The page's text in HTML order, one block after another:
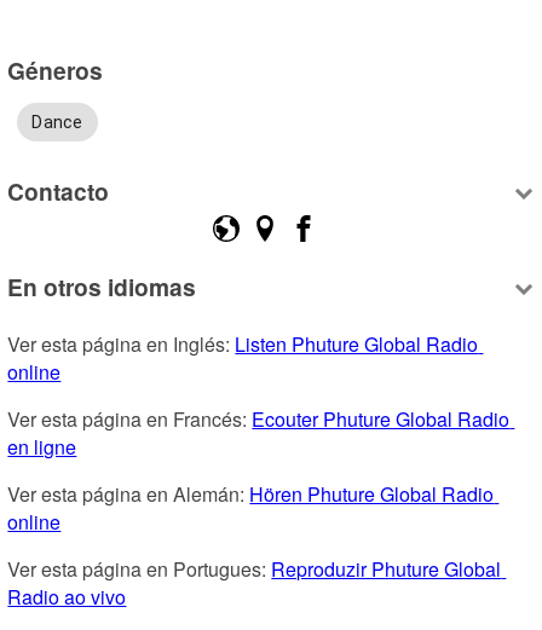
Géneros
Dance
Contacto
En otros idiomas
Ver esta página en Inglés: Listen Phuture Global Radio
online
Ver esta página en Francés: Ecouter Phuture Global Radio
en ligne
Ver esta página en Alemán: Hören Phuture Global Radio
online
Ver esta página en Portugues: Reproduzir Phuture Global
Radio ao vivo